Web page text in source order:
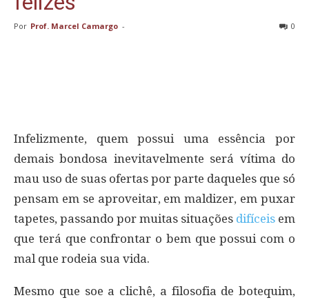
Por Prof. Marcel Camargo - 0
Infelizmente, quem possui uma essência por
demais bondosa inevitavelmente será vítima do
mau uso de suas ofertas por parte daqueles que só
pensam em se aproveitar, em maldizer, em puxar
tapetes, passando por muitas situações difíceis em
que terá que confrontar o bem que possui com o
mal que rodeia sua vida.
Mesmo que soe a clichê, a filosofia de botequim,